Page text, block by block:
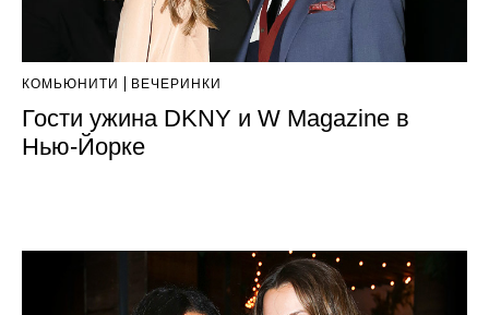
КОМЬЮНИТИ ВЕЧЕРИНКИ
Гости ужина DKNY и W Magazine в
Нью-Йорке